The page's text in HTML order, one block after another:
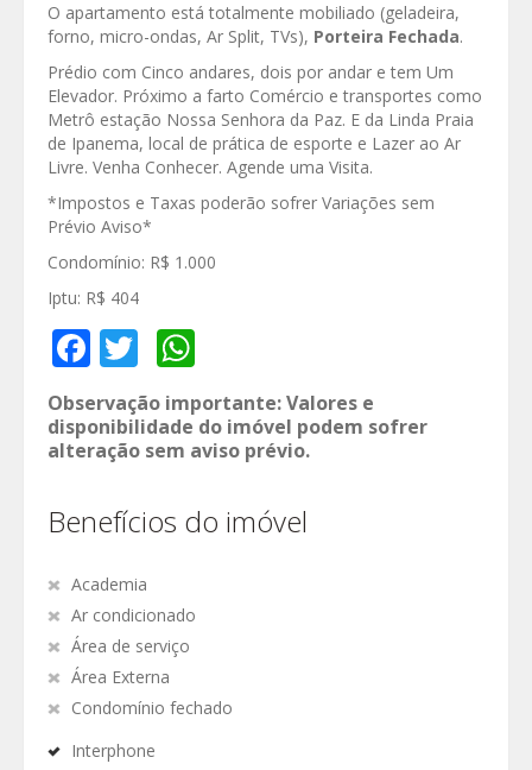
O apartamento está totalmente mobiliado (geladeira,
forno, micro-ondas, Ar Split, TVs), Porteira Fechada.
Prédio com Cinco andares, dois por andar e tem Um
Elevador. Próximo a farto Comércio e transportes como
Metrô estação Nossa Senhora da Paz. E da Linda Praia
de Ipanema, local de prática de esporte e Lazer ao Ar
Livre. Venha Conhecer. Agende uma Visita.
*Impostos e Taxas poderão sofrer Variações sem
Prévio Aviso*
Condomínio: R$ 1.000
Iptu: R$ 404
Facebook
Twitter
Observação importante: Valores e
disponibilidade do imóvel podem sofrer
alteração sem aviso prévio.
Benefícios do imóvel
Academia
Ar condicionado
Área de serviço
Área Externa
Condomínio fechado
Interphone